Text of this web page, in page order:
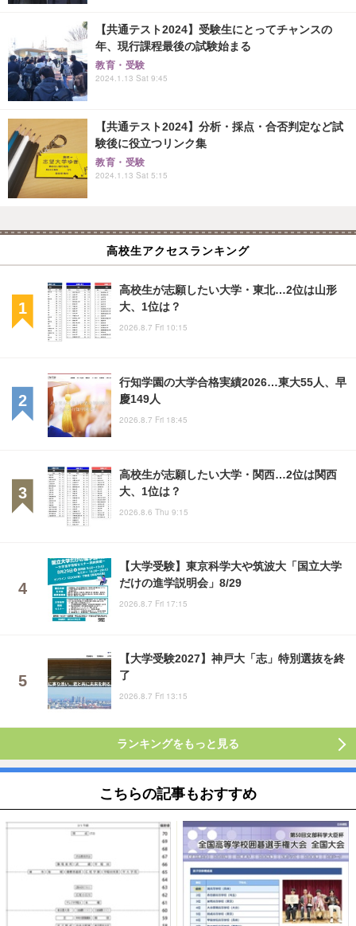
【共通テスト2024】受験生にとってチャンスの
年、現行課程最後の試験始まる
教育・受験
2024.1.13 Sat 9:45
【共通テスト2024】分析・採点・合否判定など試
験後に役立つリンク集
教育・受験
2024.1.13 Sat 5:15
高校生アクセスランキング
高校生が志願したい大学・東北…2位は山形
大、1位は？
2026.8.7 Fri 10:15
行知学園の大学合格実績2026…東大55人、早
慶149人
2026.8.7 Fri 18:45
高校生が志願したい大学・関西…2位は関西
大、1位は？
2026.8.6 Thu 9:15
【大学受験】東京科学大や筑波大「国立大学
だけの進学説明会」8/29
2026.8.7 Fri 17:15
【大学受験2027】神戸大「志」特別選抜を終
了
2026.8.7 Fri 13:15
ランキングをもっと見る
こちらの記事もおすすめ